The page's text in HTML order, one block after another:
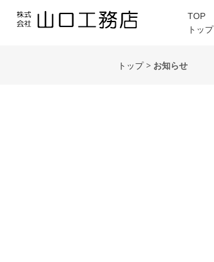
TOP
トップ
トップ > お知らせ